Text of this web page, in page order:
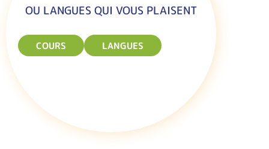
OU LANGUES QUI VOUS PLAISENT
COURS LANGUES